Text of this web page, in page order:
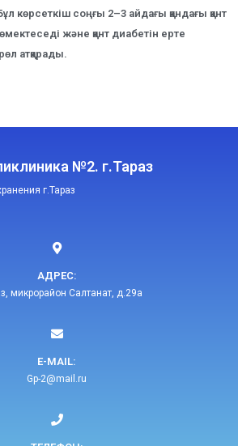
көрсеткіш соңғы 2–3 айдағы қандағы қант
және қант диабетін ерте
атқарады.
№2. г.Тараз
г.Тараз
АДРЕС:
микрорайон Салтанат, д.29а
E-MAIL:​
Gp-2@mail.ru​